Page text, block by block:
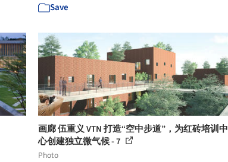
Save
画廊 伍重义 VTN 打造“空中步道”，为红砖培训中
心创建独立微气候 - 7
Photo